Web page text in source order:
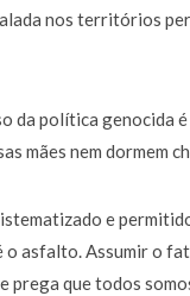
nos territórios
da política genocida
mães nem dormem
e
asfalto. Assumir o
prega que todos